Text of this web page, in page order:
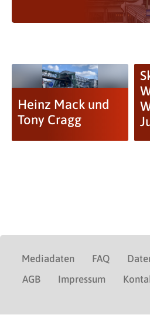
Heinz Mack und
Tony Cragg
Mediadaten FAQ
AGB
Impressum